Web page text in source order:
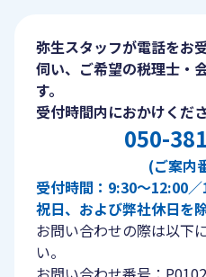
弥生スタッフが電話をお
伺い、ご希望の税理士・
す。
受付時間内におかけくださ
050-
(ご案内
受付時間：9:30〜12:00
祝日、および弊社休日を除
お問い合わせの際は以下
い。